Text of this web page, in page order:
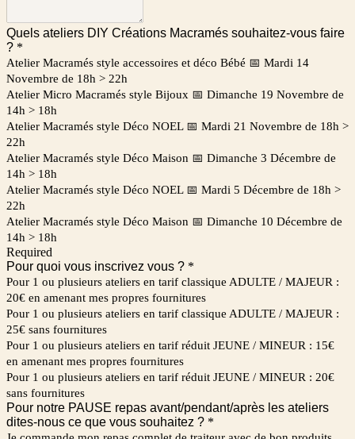
Quels ateliers DIY Créations Macramés souhaitez-vous faire
? *
Atelier Macramés style accessoires et déco Bébé 📅 Mardi 14
Novembre de 18h > 22h
Atelier Micro Macramés style Bijoux 📅 Dimanche 19 Novembre de
14h > 18h
Atelier Macramés style Déco NOEL 📅 Mardi 21 Novembre de 18h >
22h
Atelier Macramés style Déco Maison 📅 Dimanche 3 Décembre de
14h > 18h
Atelier Macramés style Déco NOEL 📅 Mardi 5 Décembre de 18h >
22h
Atelier Macramés style Déco Maison 📅 Dimanche 10 Décembre de
14h > 18h
Required
Pour quoi vous inscrivez vous ? *
Pour 1 ou plusieurs ateliers en tarif classique ADULTE / MAJEUR :
20€ en amenant mes propres fournitures
Pour 1 ou plusieurs ateliers en tarif classique ADULTE / MAJEUR :
25€ sans fournitures
Pour 1 ou plusieurs ateliers en tarif réduit JEUNE / MINEUR : 15€
en amenant mes propres fournitures
Pour 1 ou plusieurs ateliers en tarif réduit JEUNE / MINEUR : 20€
sans fournitures
Pour notre PAUSE repas avant/pendant/après les ateliers
dites-nous ce que vous souhaitez ? *